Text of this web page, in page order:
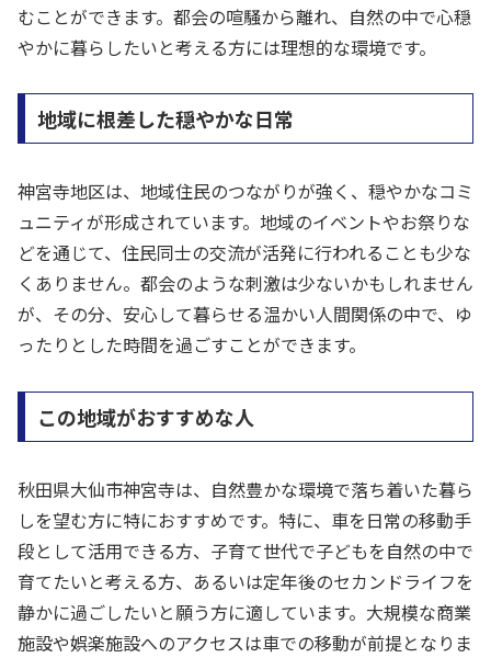
むことができます。都会の喧騒から離れ、自然の中で心穏
やかに暮らしたいと考える方には理想的な環境です。
地域に根差した穏やかな日常
神宮寺地区は、地域住民のつながりが強く、穏やかなコミ
ュニティが形成されています。地域のイベントやお祭りな
どを通じて、住民同士の交流が活発に行われることも少な
くありません。都会のような刺激は少ないかもしれません
が、その分、安心して暮らせる温かい人間関係の中で、ゆ
ったりとした時間を過ごすことができます。
この地域がおすすめな人
秋田県大仙市神宮寺は、自然豊かな環境で落ち着いた暮ら
しを望む方に特におすすめです。特に、車を日常の移動手
段として活用できる方、子育て世代で子どもを自然の中で
育てたいと考える方、あるいは定年後のセカンドライフを
静かに過ごしたいと願う方に適しています。大規模な商業
施設や娯楽施設へのアクセスは車での移動が前提となりま